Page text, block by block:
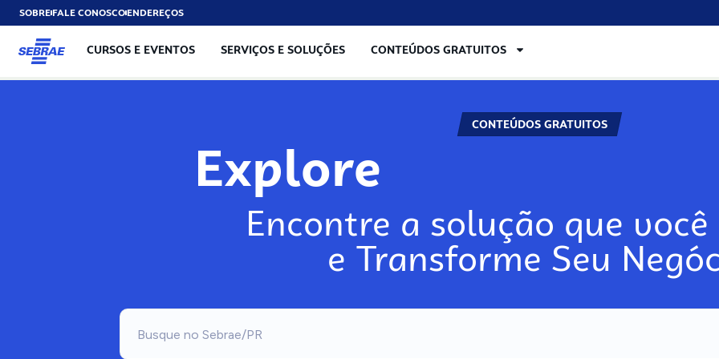
SOBREFALE CONOSCOENDEREÇOS
CURSOS E EVENTOS SERVIÇOS E SOLUÇÕES CONTEÚDOS GRATUITOS
CONTEÚDOS GRATUITOS
Explore
Encontre a solução que você
e Transforme Seu